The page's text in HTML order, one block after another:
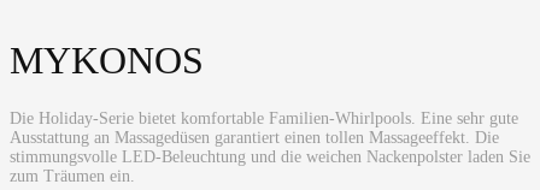
MYKONOS
Die Holiday-Serie bietet komfortable Familien-Whirlpools. Eine sehr gute
Ausstattung an Massagedüsen garantiert einen tollen Massageeffekt. Die
stimmungsvolle LED-Beleuchtung und die weichen Nackenpolster laden Sie
zum Träumen ein.